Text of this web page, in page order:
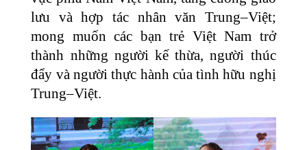
lưu và hợp tác nhân văn Trung–Việt;
mong muốn các bạn trẻ Việt Nam trở
thành những người kế thừa, người thúc
đẩy và người thực hành của tình hữu nghị
Trung–Việt.